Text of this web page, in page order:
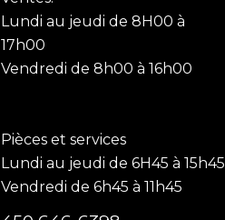
Lundi au jeudi de 8H00 à
17h00
Vendredi de 8h00 à 16h00
Pièces et services
Lundi au jeudi de 6H45 à 15h45
Vendredi de 6h45 à 11h45